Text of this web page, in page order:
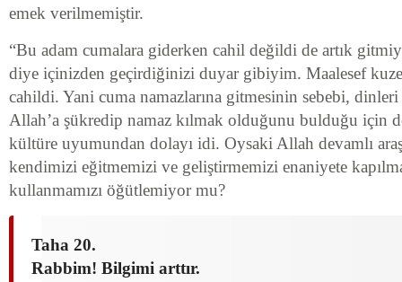
emek verilmemiştir.
“Bu adam cumalara giderken cahil değildi de artık
diye içinizden geçirdiğinizi duyar gibiyim. Maalesef
cahildi. Yani cuma namazlarına gitmesinin sebebi, dinleri
Allah’a şükredip namaz kılmak olduğunu bulduğu için
kültüre uyumundan dolayı idi. Oysaki Allah devamlı
kendimizi eğitmemizi ve geliştirmemizi enaniyete
kullanmamızı öğütlemiyor mu?
Taha 20.
Rabbim! Bilgimi arttır.